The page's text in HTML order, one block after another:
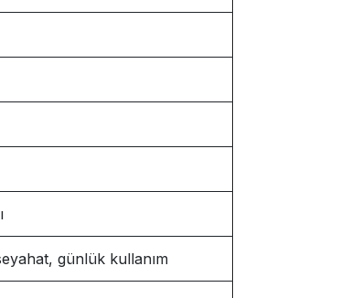
günlük kullanım